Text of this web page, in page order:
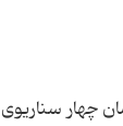
چهار سناریوی